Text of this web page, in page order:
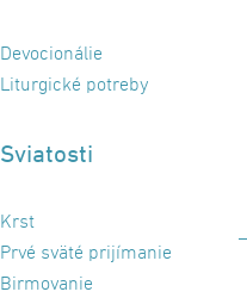
Devocionálie
Liturgické potreby
Sviatosti
Krst
Prvé sväté prijímanie
Birmovanie